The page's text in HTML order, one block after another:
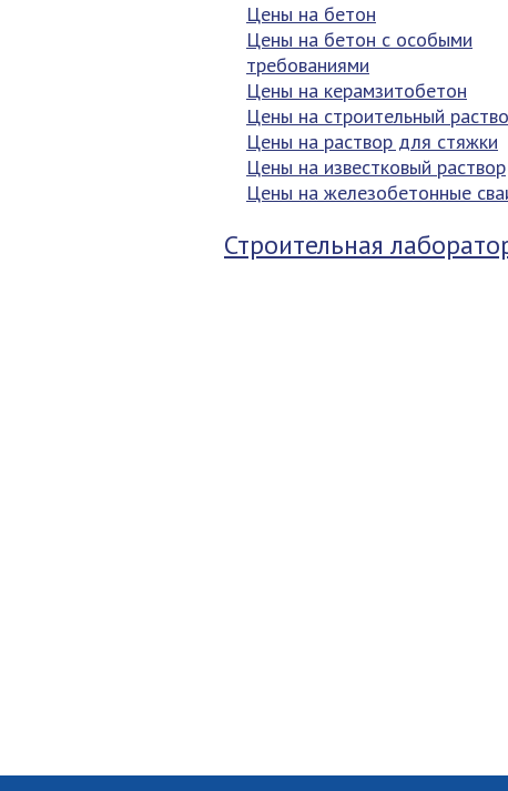
Цены на бетон
Цены на бетон с особыми
требованиями
Цены на керамзитобетон
Цены на строительный
Цены на раствор для стяжки
Цены на известковый раствор
Цены на железобетонные
Строительная